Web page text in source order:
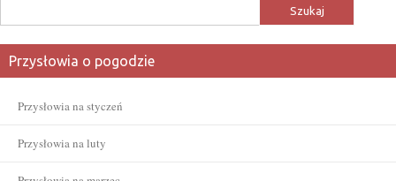
Przysłowia o pogodzie
Przysłowia na styczeń
Przysłowia na luty